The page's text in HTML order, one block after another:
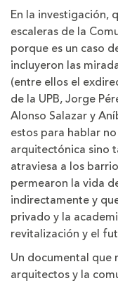
En la investigación,
escaleras de la
porque es un caso
incluyeron las
(entre ellos el
de la UPB, Jorge
Alonso Salazar y
estos para hablar
arquitectónica sino
atraviesa a los
permearon la vida
indirectamente y
privado y la
revitalización y el
Un documental que
arquitectos y la